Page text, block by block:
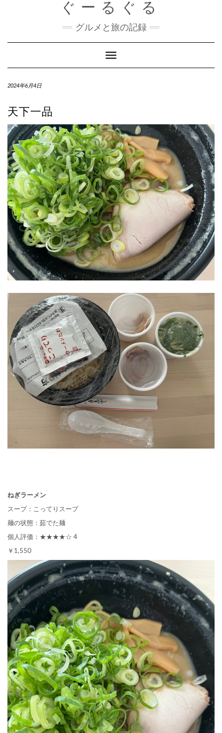
ぐーるぐる
グルメと旅の記録
Toggle
Navigation
2024年6月4日
天下一品
ねぎラーメン
スープ：こってりスープ
麺の状態：茹でた麺
個人評価：★★★★☆ 4
￥1,550